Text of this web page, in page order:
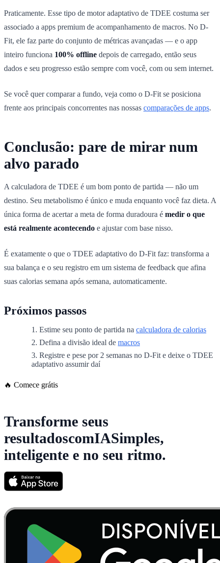
Praticamente. Esse tipo de motor adaptativo de TDEE costuma ser
associado a apps premium de acompanhamento de macros. No D-
Fit, ele faz parte do conjunto de métricas avançadas — e o app
inteiro funciona 100% offline depois de carregado, então seus
dados e seu progresso estão sempre com você, com ou sem internet.
Se você quer comparar a fundo, veja como o D-Fit se posiciona
frente aos principais concorrentes nas nossas comparações de apps.
Conclusão: pare de mirar num
alvo parado
A calculadora de TDEE é um bom ponto de partida — não um
destino. Seu metabolismo é único e muda enquanto você faz dieta. A
única forma de acertar a meta de forma duradoura é medir o que
está realmente acontecendo e ajustar com base nisso.
É exatamente o que o TDEE adaptativo do D-Fit faz: transforma a
sua balança e o seu registro em um sistema de feedback que afina
suas calorias semana após semana, automaticamente.
Próximos passos
Estime seu ponto de partida na calculadora de calorias
Defina a divisão ideal de macros
Registre e pese por 2 semanas no D-Fit e deixe o TDEE
adaptativo assumir daí
🔥 Comece grátis
Transforme seus
resultadoscomIASimples,
inteligente e no seu ritmo.